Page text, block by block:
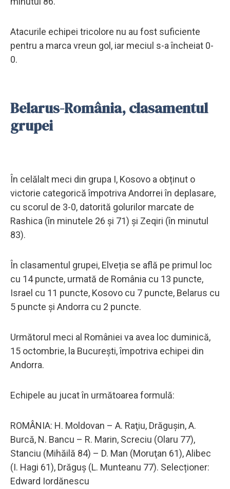
Atacurile echipei tricolore nu au fost suficiente
pentru a marca vreun gol, iar meciul s-a încheiat 0-
0.
Belarus-România, clasamentul
grupei
În celălalt meci din grupa I, Kosovo a obținut o
victorie categorică împotriva Andorrei în deplasare,
cu scorul de 3-0, datorită golurilor marcate de
Rashica (în minutele 26 și 71) și Zeqiri (în minutul
83).
În clasamentul grupei, Elveția se află pe primul loc
cu 14 puncte, urmată de România cu 13 puncte,
Israel cu 11 puncte, Kosovo cu 7 puncte, Belarus cu
5 puncte și Andorra cu 2 puncte.
Următorul meci al României va avea loc duminică,
15 octombrie, la București, împotriva echipei din
Andorra.
Echipele au jucat în următoarea formulă:
ROMÂNIA: H. Moldovan – A. Raţiu, Drăguşin, A.
Burcă, N. Bancu – R. Marin, Screciu (Olaru 77),
Stanciu (Mihăilă 84) – D. Man (Moruţan 61), Alibec
(I. Hagi 61), Drăguş (L. Munteanu 77). Selecționer:
Edward Iordănescu